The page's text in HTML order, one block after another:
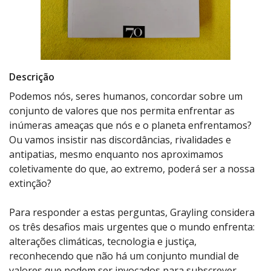
Descrição
Podemos nós, seres humanos, concordar sobre um
conjunto de valores que nos permita enfrentar as
inúmeras ameaças que nós e o planeta enfrentamos?
Ou vamos insistir nas discordâncias, rivalidades e
antipatias, mesmo enquanto nos aproximamos
coletivamente do que, ao extremo, poderá ser a nossa
extinção?
Para responder a estas perguntas, Grayling considera
os três desafios mais urgentes que o mundo enfrenta:
alterações climáticas, tecnologia e justiça,
reconhecendo que não há um conjunto mundial de